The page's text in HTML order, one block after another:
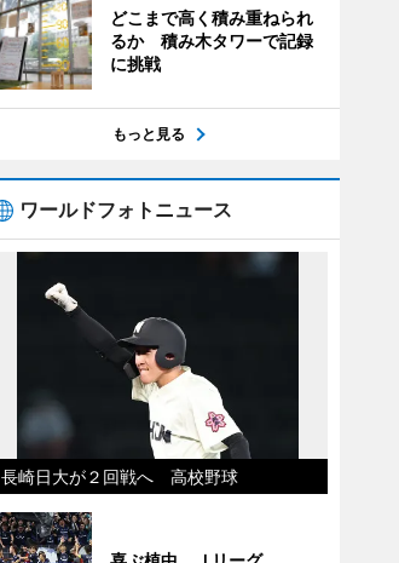
どこまで高く積み重ねられ
るか 積み木タワーで記録
に挑戦
もっと見る
ワールドフォトニュース
長崎日大が２回戦へ 高校野球